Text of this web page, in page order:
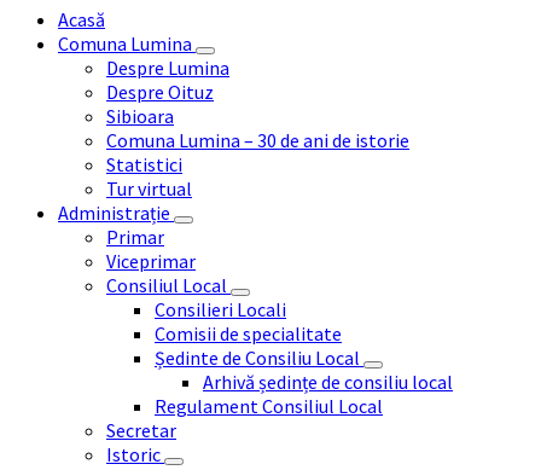
Acasă
Comuna Lumina
Despre Lumina
Despre Oituz
Sibioara
Comuna Lumina – 30 de ani de istorie
Statistici
Tur virtual
Administrație
Primar
Viceprimar
Consiliul Local
Consilieri Locali
Comisii de specialitate
Ședinte de Consiliu Local
Arhivă ședințe de consiliu local
Regulament Consiliul Local
Secretar
Istoric